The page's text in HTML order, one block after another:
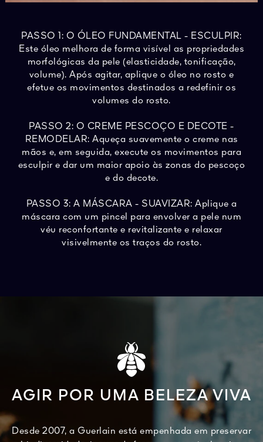
PASSO 1: O ÓLEO FUNDAMENTAL - ESCULPIR:
Este óleo melhora de forma visível as propriedades
morfológicas da pele (elasticidade, tonificação,
volume). Após agitar, aplique o óleo no rosto e
efetue os movimentos destinados a redefinir os
volumes do rosto.
PASSO 2: O CREME PESCOÇO E DECOTE -
REMODELAR: Aqueça suavemente o creme nas
mãos e, em seguida, execute os movimentos para
esculpir e dar um maior apoio às zonas do pescoço
e do decote.
PASSO 3: A MÁSCARA - SUAVIZAR: Aplique a
máscara com um pincel para envolver a pele num
véu reconfortante e revitalizante e relaxar
visivelmente os traços do rosto.
AGIR POR UMA BELEZA VIVA
Desde 2007, a Guerlain está empenhada em preservar